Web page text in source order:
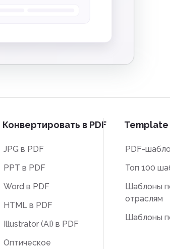
Конвертировать в PDF
JPG в PDF
PPT в PDF
Word в PDF
HTML в PDF
Illustrator (AI) в PDF
Оптическое
PDF-
Топ 100
Шаблоны
отраслям
Шаблоны